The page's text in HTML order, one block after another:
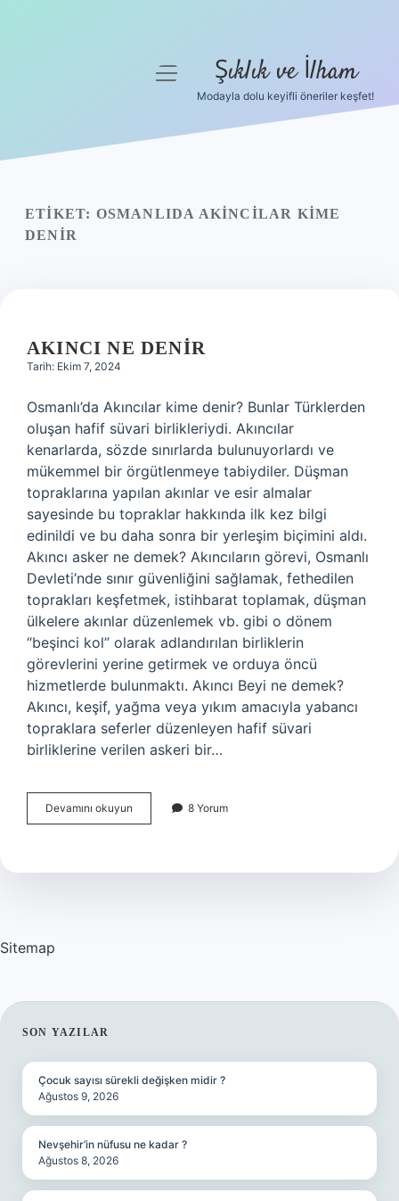
Yasal Uyarı
menüyü
Şıklık ve İlham
Modayla dolu keyifli öneriler keşfet!
ETIKET: OSMANLIDA AKINCILAR KIME
DENIR
AKINCI NE DENIR
Tarih: Ekim 7, 2024
Osmanlı’da Akıncılar kime denir? Bunlar Türklerden
oluşan hafif süvari birlikleriydi. Akıncılar
kenarlarda, sözde sınırlarda bulunuyorlardı ve
mükemmel bir örgütlenmeye tabiydiler. Düşman
topraklarına yapılan akınlar ve esir almalar
sayesinde bu topraklar hakkında ilk kez bilgi
edinildi ve bu daha sonra bir yerleşim biçimini aldı.
Akıncı asker ne demek? Akıncıların görevi, Osmanlı
Devleti’nde sınır güvenliğini sağlamak, fethedilen
toprakları keşfetmek, istihbarat toplamak, düşman
ülkelere akınlar düzenlemek vb. gibi o dönem
“beşinci kol” olarak adlandırılan birliklerin
görevlerini yerine getirmek ve orduya öncü
hizmetlerde bulunmaktı. Akıncı Beyi ne demek?
Akıncı, keşif, yağma veya yıkım amacıyla yabancı
topraklara seferler düzenleyen hafif süvari
birliklerine verilen askeri bir…
Devamını okuyun
Ne
8 Yorum
Sitemap
SIDEBAR
SON YAZILAR
Çocuk sayısı sürekli değişken midir ?
Ağustos 9, 2026
Nevşehir’in nüfusu ne kadar ?
Ağustos 8, 2026